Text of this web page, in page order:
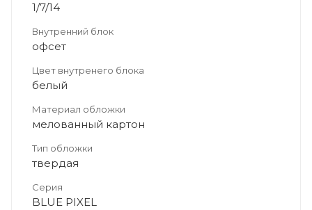
1/7/14
Внутренний блок
офсет
Цвет внутренего блока
белый
Материал обложки
мелованный картон
Тип обложки
твердая
Серия
BLUE PIXEL